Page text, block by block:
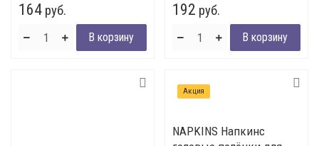
164 руб. 192 руб.
Акция
NAPKINS Напкинс